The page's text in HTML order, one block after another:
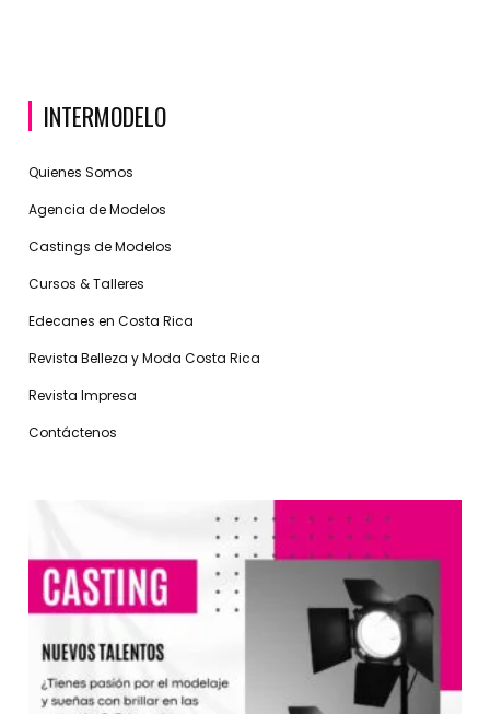
INTERMODELO
Quienes Somos
Agencia de Modelos
Castings de Modelos
Cursos & Talleres
Edecanes en Costa Rica
Revista Belleza y Moda Costa Rica
Revista Impresa
Contáctenos